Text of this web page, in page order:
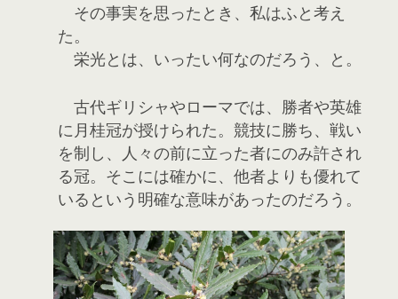
その事実を思ったとき、私はふと考え
た。
栄光とは、いったい何なのだろう、と。
古代ギリシャやローマでは、勝者や英雄
に月桂冠が授けられた。競技に勝ち、戦い
を制し、人々の前に立った者にのみ許され
る冠。そこには確かに、他者よりも優れて
いるという明確な意味があったのだろう。